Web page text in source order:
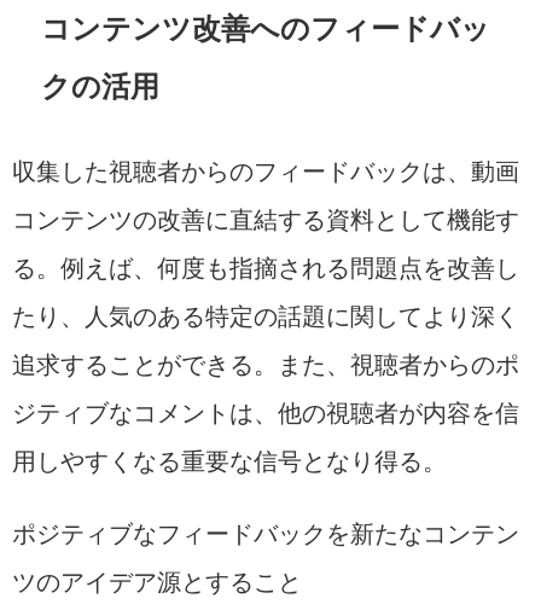
コンテンツ改善へのフィードバッ
クの活用
収集した視聴者からのフィードバックは、動画
コンテンツの改善に直結する資料として機能す
る。例えば、何度も指摘される問題点を改善し
たり、人気のある特定の話題に関してより深く
追求することができる。また、視聴者からのポ
ジティブなコメントは、他の視聴者が内容を信
用しやすくなる重要な信号となり得る。
ポジティブなフィードバックを新たなコンテン
ツのアイデア源とすること